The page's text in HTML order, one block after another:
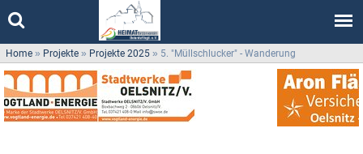
Home » Projekte » Projekte 2025 » 5. "Müllschlucker" - Wanderung